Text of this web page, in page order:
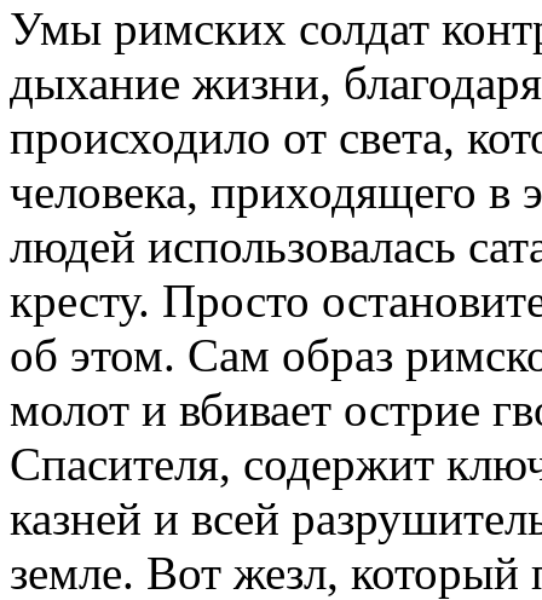
Умы римских солдат
дыхание жизни,
происходило от света,
человека, приходящего
людей использовалась
кресту. Просто
об этом. Сам образ
молот и вбивает острие
Спасителя, содержит
казней и всей
земле. Вот жезл, который